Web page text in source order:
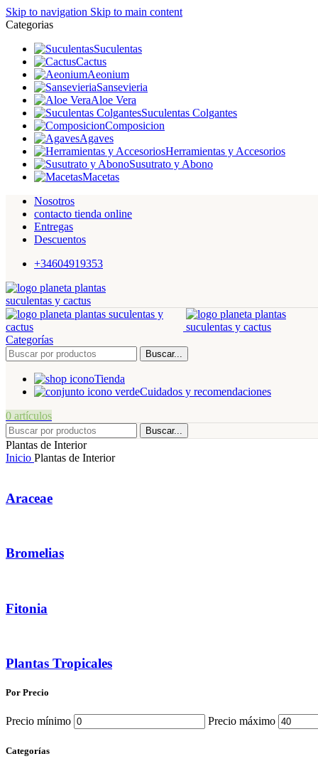
Skip to navigation Skip to main content
Categorias
Suculentas
Cactus
Aeonium
Sansevieria
Aloe Vera
Suculentas Colgantes
Composicion
Agaves
Herramientas y Accesorios
Susutrato y Abono
Macetas
Nosotros
contacto tienda online
Entregas
Descuentos
+34604919353
Categorías
Buscar...
Tienda
Cuidados y recomendaciones
0 artículos
Buscar...
Plantas de Interior
Inicio Plantas de Interior
Araceae
Bromelias
Fitonia
Plantas Tropicales
Por Precio
Precio mínimo Precio máximo
Categorías